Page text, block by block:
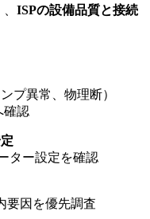
ISPの設備品質と接続
プ異常、物理断）
確認
ター設定を確認
要因を優先調査